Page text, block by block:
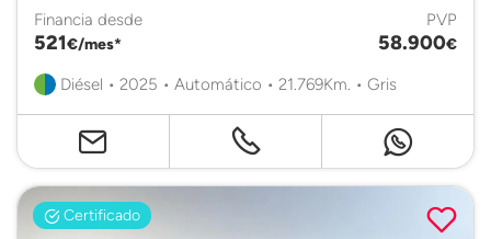
Financia desde
521€/mes*
PVP
58.900€
Diésel • 2025 • Automático • 21.769Km. • Gris
Certificado